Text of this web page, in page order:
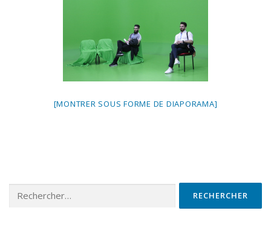
[MONTRER SOUS FORME DE DIAPORAMA]